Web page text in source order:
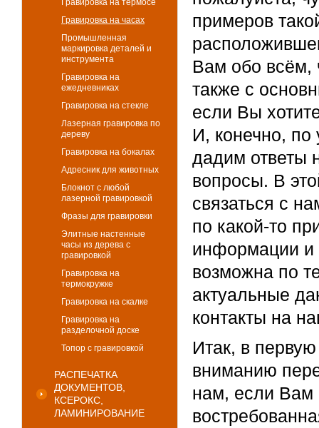
Гравировка на термосе
Гравировка на часах
Промышленная
маркировка деталей и
инструмента
Гравировка на
ежедневниках
Гравировка на стекле
Лазерная гравировка по
дереву
Гравировка на бокалах
Адресник для животных
Блокнот с любой
лазерной гравировкой
Фразы для гравировки
Элитные настенные
часы из дерева с
гравировкой
Гравировка на
термокружке
Гравировка на скалке
Гравировка на
разделочной доске
Топор с гравировкой
РАСПЕЧАТКА
ДОКУМЕНТОВ,
КСЕРОКС,
ЛАМИНИРОВАНИЕ
примеров
Вам обо всём,
также с
если Вы
И, конечно,
дадим ответы
вопросы. В
связаться с
по какой-то
информации и
возможна по
актуальные
контакты на
Итак, в
вниманию
нам, если Вам